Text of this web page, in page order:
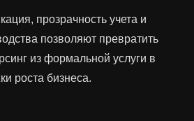
прозрачность учета и
позволяют превратить
из формальной услуги в
роста бизнеса.